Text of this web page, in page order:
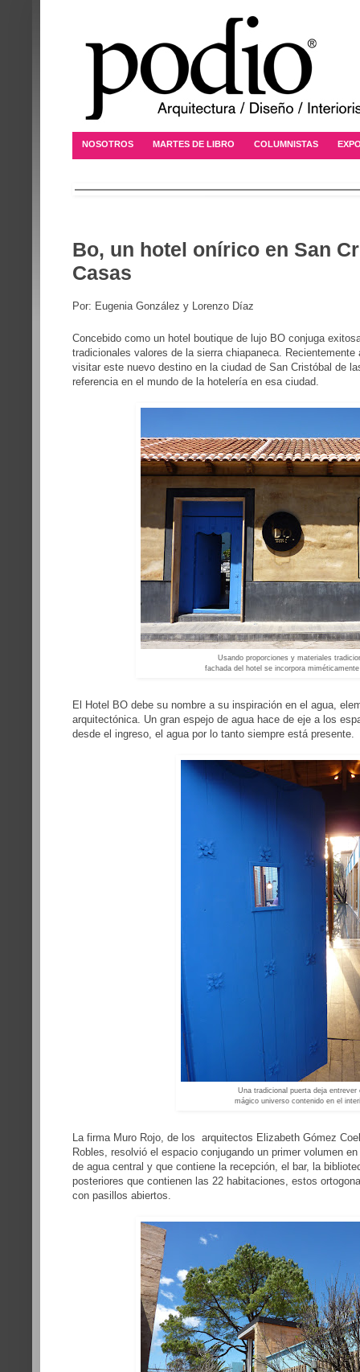
NOSOTROS MARTES DE LIBRO COLUMNISTAS
Bo, un hotel onírico en San
Casas
Por: Eugenia González y Lorenzo Díaz
Concebido como un hotel boutique de lujo BO conjuga
tradicionales valores de la sierra chiapaneca.
visitar este nuevo destino en la ciudad de San Cristóbal de
referencia en el mundo de la hotelería en esa ciudad.
Usando proporciones y materiales
fachada del hotel se incorpora
El Hotel BO debe su nombre a su inspiración en el agua,
arquitectónica. Un gran espejo de agua hace de eje a los
desde el ingreso, el agua por lo tanto siempre está presente.
Una tradicional puerta deja entrever
mágico universo contenido en el
La firma Muro Rojo, de los arquitectos Elizabeth Gómez
Robles, resolvió el espacio conjugando un primer volumen
de agua central y que contiene la recepción, el bar, la
posteriores que contienen las 22 habitaciones, estos
con pasillos abiertos.